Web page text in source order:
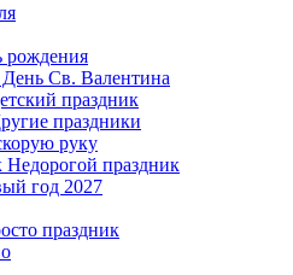
рождения
День Св. Валентина
праздник
праздники
руку
Недорогой праздник
год 2027
праздник